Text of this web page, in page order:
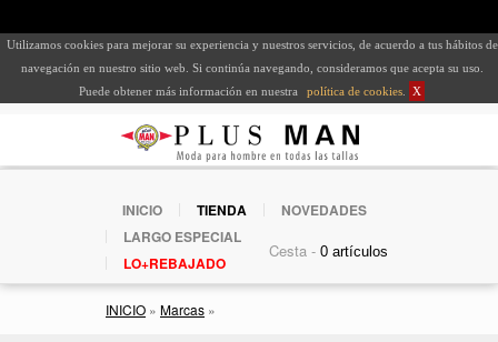
Utilizamos cookies para mejorar su experiencia y nuestros servicios, de acuerdo a tus hábitos de
navegación en nuestro sitio web. Si continúa navegando, consideramos que acepta su uso.
Puede obtener más información en nuestra
política de cookies X
INICIO TIENDA
NOVEDADES
LARGO ESPECIAL
LO+REBAJADO
Cesta -
INICIO » Marcas »